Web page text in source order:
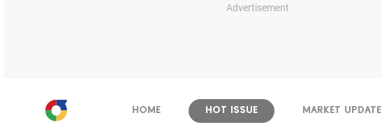
Advertisement
HOME HOT ISSUE MARKET UPDATE